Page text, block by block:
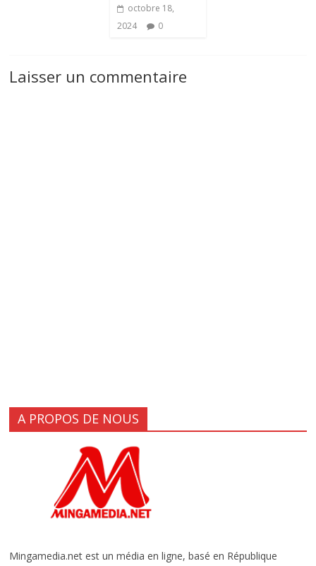
octobre 18,
2024
0
Laisser un commentaire
A PROPOS DE NOUS
Mingamedia.net est un média en ligne, basé en République